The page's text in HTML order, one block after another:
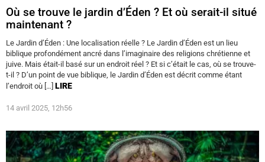
Où se trouve le jardin d’Éden ? Et où serait-il situé
maintenant ?
Le Jardin d’Éden : Une localisation réelle ? Le Jardin d’Éden est un lieu
biblique profondément ancré dans l’imaginaire des religions chrétienne et
juive. Mais était-il basé sur un endroit réel ? Et si c’était le cas, où se trouve-
t-il ? D’un point de vue biblique, le Jardin d’Éden est décrit comme étant
l’endroit où […] LIRE
14 avril 2025, 12h56